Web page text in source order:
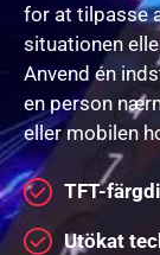
for at tilpasse
situationen
Anvend én
en person
eller mobilen
TFT-
Utökat